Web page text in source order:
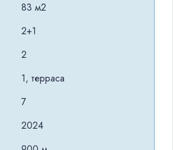
83 м2
2+1
2
1, терраса
7
2024